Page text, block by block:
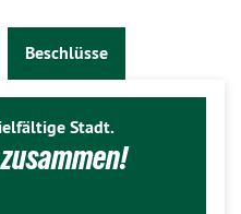
Beschlüsse
Stadt.